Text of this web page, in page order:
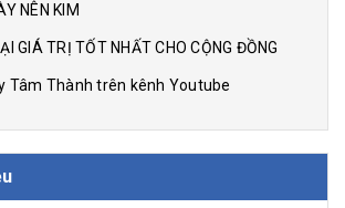
NÊN KIM
GIÁ TRỊ TỐT NHẤT CHO CỘNG ĐỒNG
Tâm Thành trên kênh Youtube